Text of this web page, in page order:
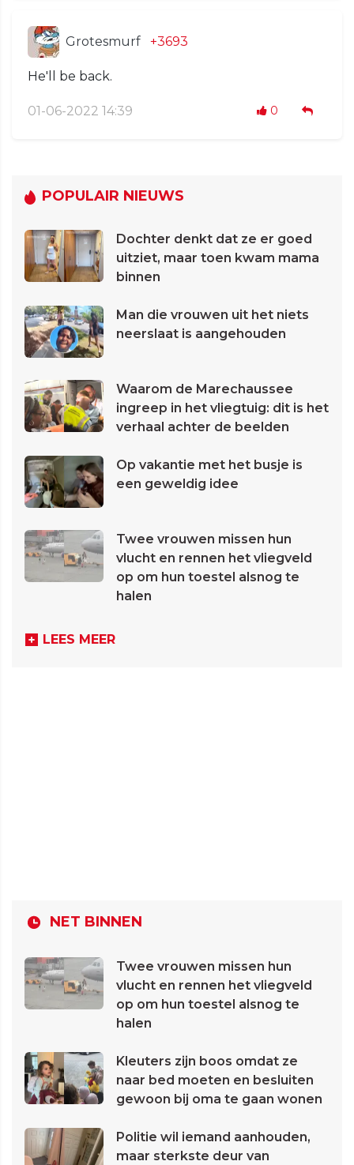
Grotesmurf +3693
He'll be back.
01-06-2022 14:39 0
POPULAIR NIEUWS
Dochter denkt dat ze er goed
uitziet, maar toen kwam mama
binnen
Man die vrouwen uit het niets
neerslaat is aangehouden
Waarom de Marechaussee
ingreep in het vliegtuig: dit is het
verhaal achter de beelden
Op vakantie met het busje is
een geweldig idee
Twee vrouwen missen hun
vlucht en rennen het vliegveld
op om hun toestel alsnog te
halen
LEES MEER
NET BINNEN
Twee vrouwen missen hun
vlucht en rennen het vliegveld
op om hun toestel alsnog te
halen
Kleuters zijn boos omdat ze
naar bed moeten en besluiten
gewoon bij oma te gaan wonen
Politie wil iemand aanhouden,
maar sterkste deur van